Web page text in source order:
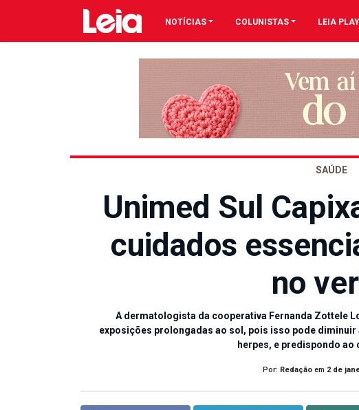
NOTÍCIAS COLUNISTAS LEIA PLAY
SAÚDE
Unimed Sul
cuidados
no
A dermatologista da cooperativa Fernanda Zottele
exposições prolongadas ao sol, pois isso pode
herpes, e predispondo ao
Por: Redação em 2 de